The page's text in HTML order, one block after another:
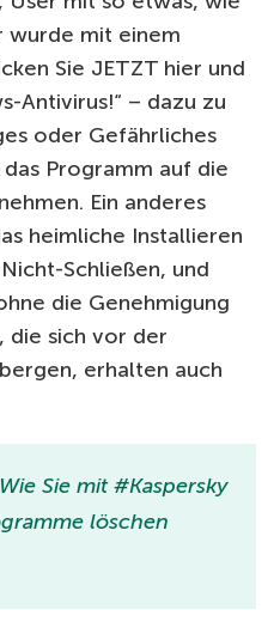
wurde mit einem
Sie JETZT hier und
Antivirus!“ – dazu zu
oder Gefährliches
Programm auf die
Ein anderes
heimliche Installieren
Schließen, und
die Genehmigung
die sich vor der
erhalten auch
Sie mit #Kaspersky
löschen